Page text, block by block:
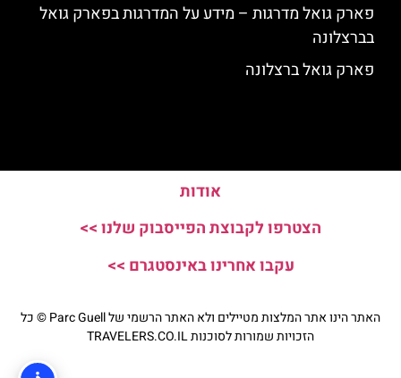
פארק גואל מדרגות – מידע על המדרגות בפארק גואל
בברצלונה
פארק גואל ברצלונה
אודות
הצטרפו לקבוצת הפייסבוק שלנו >>
עקבו אחרינו באינסטגרם >>
האתר הינו אתר המלצות מטיילים ולא האתר הרשמי של Parc Guell © כל
הזכויות שמורות לסוכנות TRAVELERS.CO.IL